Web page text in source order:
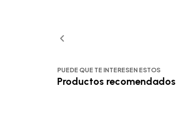
PUEDE QUE TE INTERESEN ESTOS
Productos recomendados